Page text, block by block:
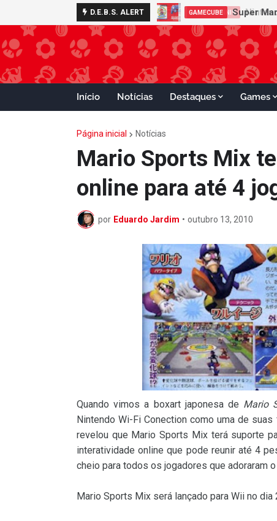
D.E.B.S. ALERT GAMECUBE
Início Notícias Destaques Games
Página inicial Notícias
Mario Sports Mix
online para até 4
por Eduardo Jardim • outubro 13, 2010
Quando vimos a boxart japonesa de Mario
Nintendo Wi-Fi Conection como uma de
revelou que Mario Sports Mix terá suporte
interatividade online que pode reunir até 4
cheio para todos os jogadores que adoraram
Mario Sports Mix será lançado para Wii no